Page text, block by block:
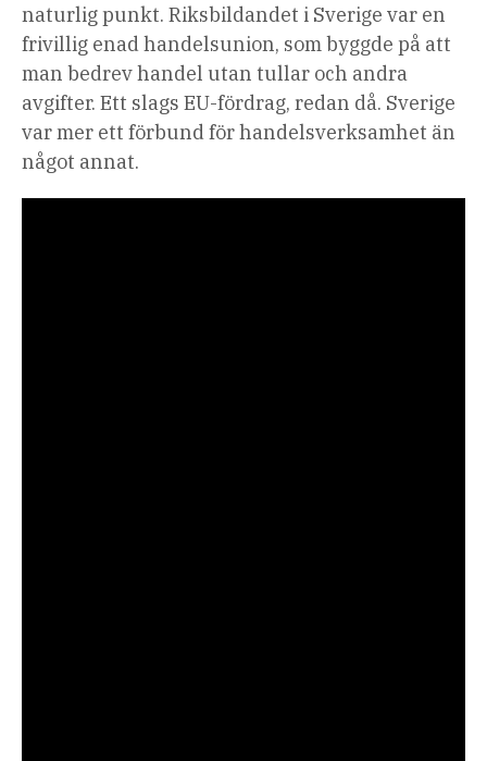
naturlig punkt. Riksbildandet i Sverige var en
frivillig enad handelsunion, som byggde på att
man bedrev handel utan tullar och andra
avgifter. Ett slags EU-fördrag, redan då. Sverige
var mer ett förbund för handelsverksamhet än
något annat.